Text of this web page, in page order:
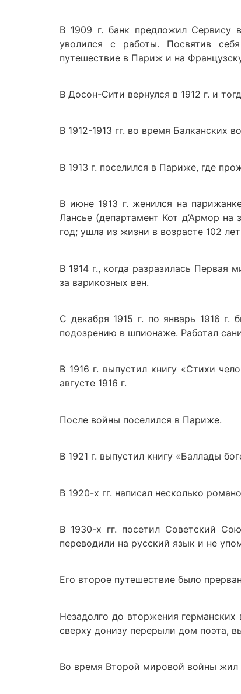
В 1909 г. банк предложил Сервису
уволился с работы. Посвятив
путешествие в Париж и на
В Досон-Сити вернулся в 1912 г. и
В 1912-1913 гг. во время Балканских
В 1913 г. поселился в Париже, где
В июне 1913 г. женился на
Лансье (департамент Кот д’Армор
год; ушла из жизни в возрасте 102 лет
В 1914 г., когда разразилась
за варикозных вен.
С декабря 1915 г. по январь 1916
подозрению в шпионаже. Работал
В 1916 г. выпустил книгу «Стихи
августе 1916 г.
После войны поселился в Париже.
В 1921 г. выпустил книгу «Баллады
В 1920-х гг. написал несколько
В 1930-х гг. посетил Советский
переводили на русский язык и не
Его второе путешествие было
Незадолго до вторжения
сверху донизу перерыли дом поэта,
Во время Второй мировой войны жил